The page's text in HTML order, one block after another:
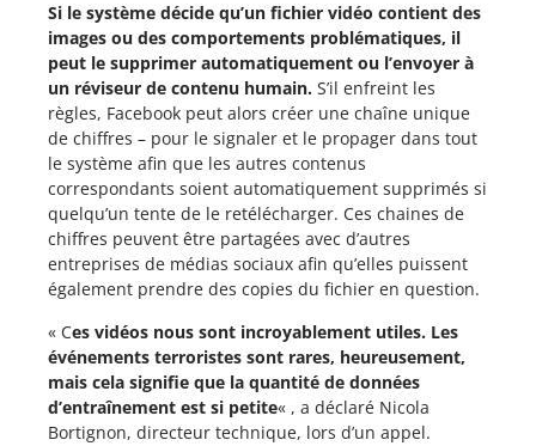
Si le système décide qu’un fichier vidéo contient des
images ou des comportements problématiques, il
peut le supprimer automatiquement ou l’envoyer à
un réviseur de contenu humain. S’il enfreint les
règles, Facebook peut alors créer une chaîne unique
de chiffres – pour le signaler et le propager dans tout
le système afin que les autres contenus
correspondants soient automatiquement supprimés si
quelqu’un tente de le retélécharger. Ces chaines de
chiffres peuvent être partagées avec d’autres
entreprises de médias sociaux afin qu’elles puissent
également prendre des copies du fichier en question.
« Ces vidéos nous sont incroyablement utiles. Les
événements terroristes sont rares, heureusement,
mais cela signifie que la quantité de données
d’entraînement est si petite« , a déclaré Nicola
Bortignon, directeur technique, lors d’un appel.